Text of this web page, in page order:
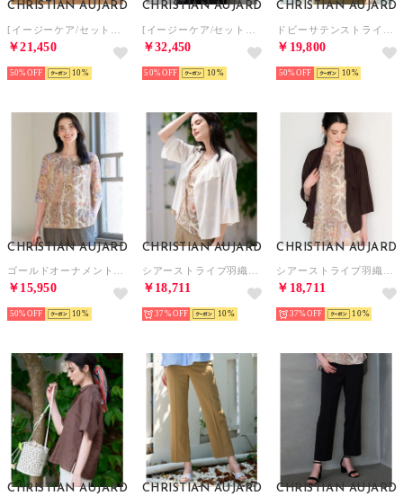
CHRISTIAN AUJARD
￥21,450
50% 10
CHRISTIAN AUJARD
￥32,450
50% 10
CHRISTIAN AUJARD
￥19,800
50% 10
CHRISTIAN AUJARD
￥15,950
50% 10
CHRISTIAN AUJARD
￥18,711
37% 10
CHRISTIAN AUJARD
￥18,711
37% 10
CHRISTIAN AUJARD CHRISTIAN AUJARD CHRISTIAN AUJARD